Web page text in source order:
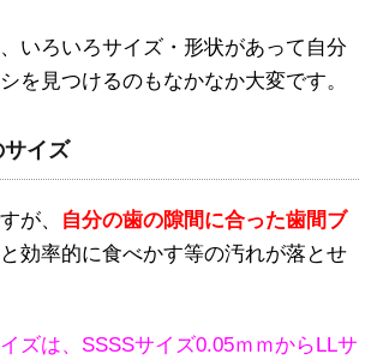
いろいろサイズ・形状があって自分
を見つけるのもなかなか大変です。
イズ
が、
自分の歯の隙間に合った歯間ブ
効率的に食べかす等の汚れが落とせ
ズは、SSSSサイズ0.05ｍｍからLLサ